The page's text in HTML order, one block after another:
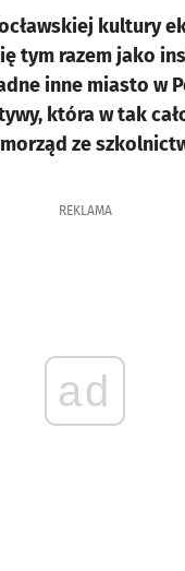
kultury
tym razem jako
inne miasto w
która w tak
ze
REKLAMA
ad